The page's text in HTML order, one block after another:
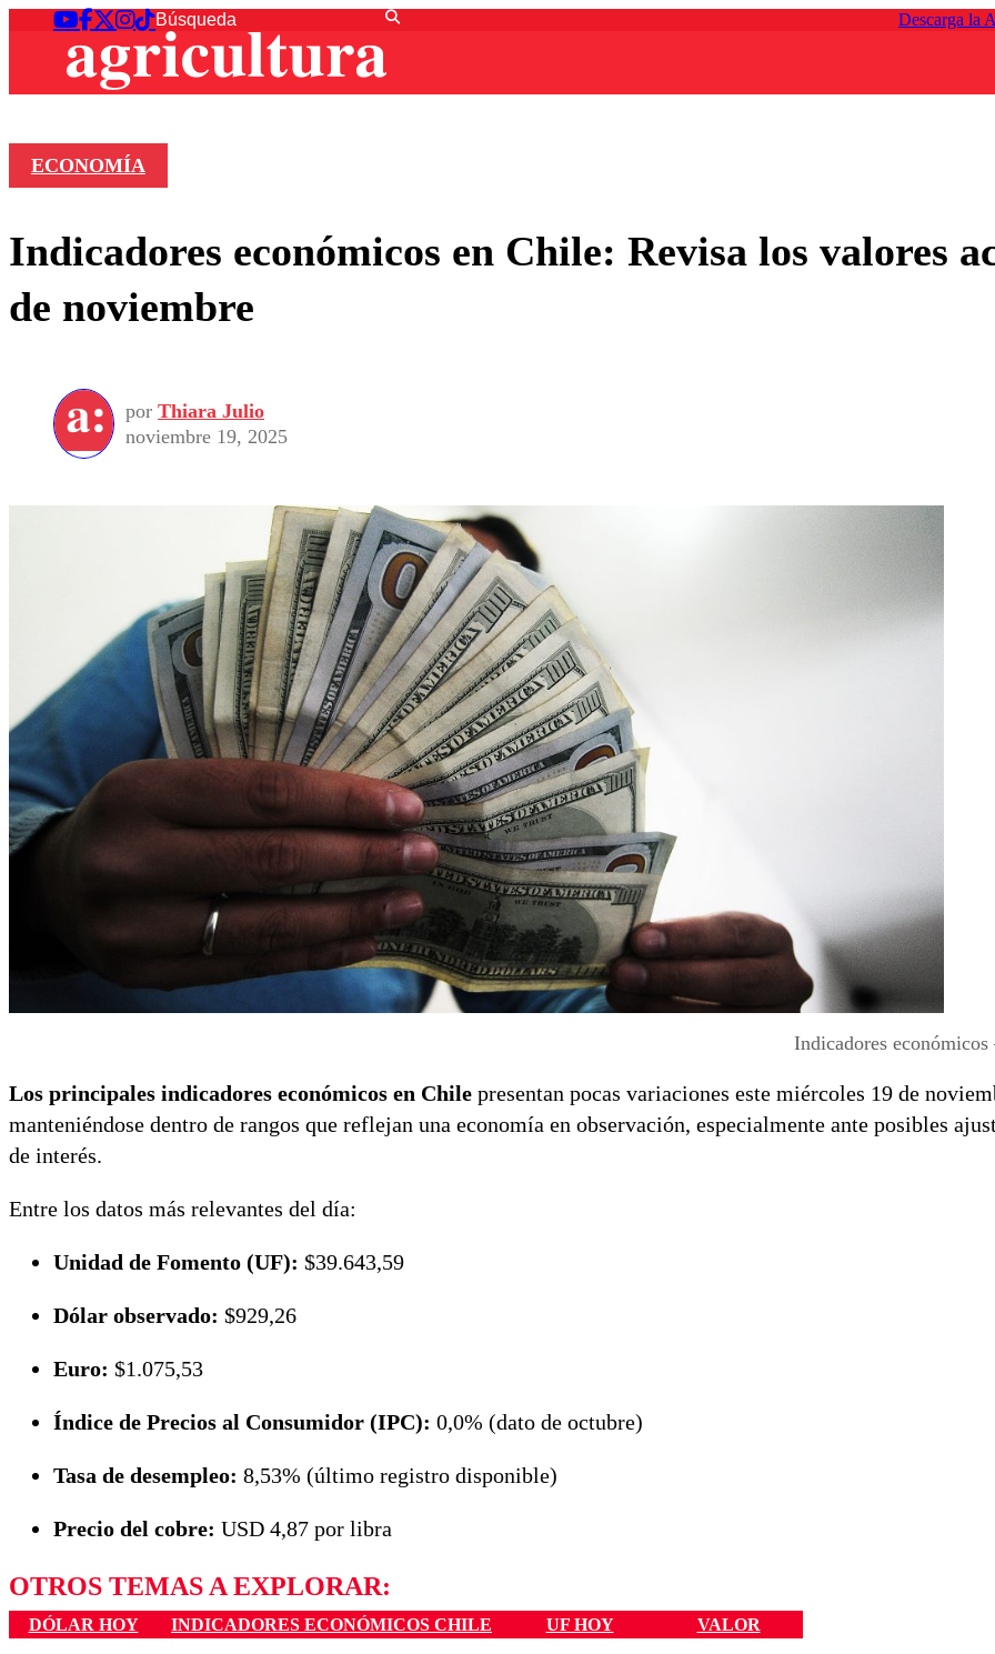
Descarga la
ECONOMÍA
Indicadores económicos en Chile: Revisa los valores
de noviembre
por Thiara Julio
noviembre 19, 2025
Indicadores
Los principales indicadores económicos en Chile presentan pocas variaciones este miércoles 19 de
manteniéndose dentro de rangos que reflejan una economía en observación, especialmente ante posibles
de interés.
Entre los datos más relevantes del día:
Unidad de Fomento (UF): $39.643,59
Dólar observado: $929,26
Euro: $1.075,53
Índice de Precios al Consumidor (IPC): 0,0% (dato de octubre)
Tasa de desempleo: 8,53% (último registro disponible)
Precio del cobre: USD 4,87 por libra
OTROS TEMAS A EXPLORAR:
DÓLAR HOY INDICADORES ECONÓMICOS CHILE UF HOY VALOR